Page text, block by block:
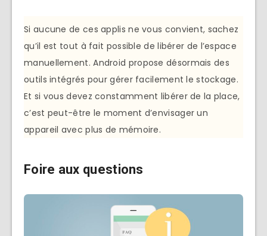
Si aucune de ces applis ne vous convient, sachez
qu’il est tout à fait possible de libérer de l’espace
manuellement. Android propose désormais des
outils intégrés pour gérer facilement le stockage.
Et si vous devez constamment libérer de la place,
c’est peut-être le moment d’envisager un
appareil avec plus de mémoire.
Foire aux questions